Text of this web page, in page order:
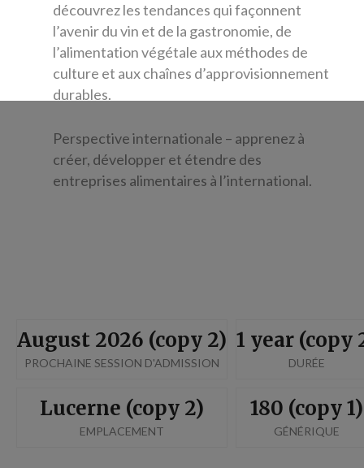
découvrez les tendances qui façonnent
l’avenir du vin et de la gastronomie, de
l’alimentation végétale aux méthodes de
culture et aux chaînes d’approvisionnement
durables.
Perspective internationale – apprenez à
créer, développer et étendre des
entreprises alimentaires à l’international.
August 2026 (copy 2)
PROCHAINE SESSION D'ADMISSION
1 year (copy
DURÉE
Lucerne (copy 2)
EMPLACEMENT
180 (copy 1)
GÉNÉRIQUE